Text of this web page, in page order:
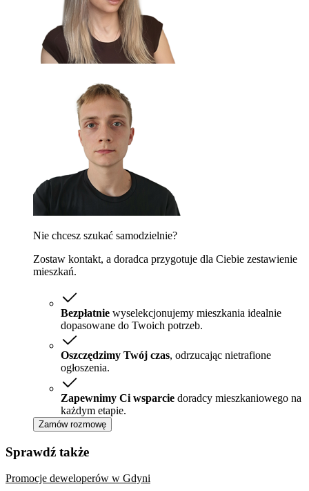
Nie chcesz szukać samodzielnie?
Zostaw kontakt, a doradca przygotuje dla Ciebie zestawienie
mieszkań.
Bezpłatnie wyselekcjonujemy mieszkania idealnie
dopasowane do Twoich potrzeb.
Oszczędzimy Twój czas, odrzucając nietrafione
ogłoszenia.
Zapewnimy Ci wsparcie doradcy mieszkaniowego na
każdym etapie.
Zamów rozmowę
Sprawdź także
Promocje deweloperów w Gdyni